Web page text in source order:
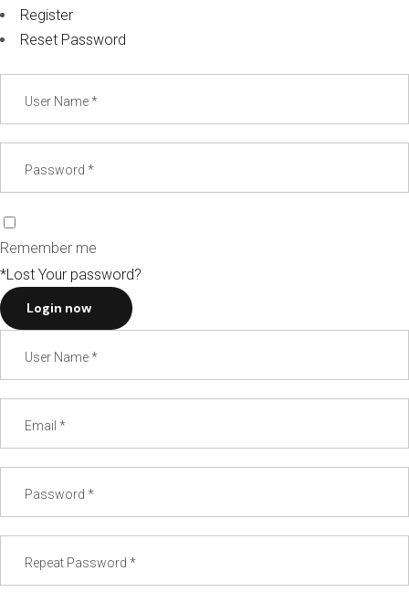
Register
Reset Password
Remember me
*Lost Your password?
Login now